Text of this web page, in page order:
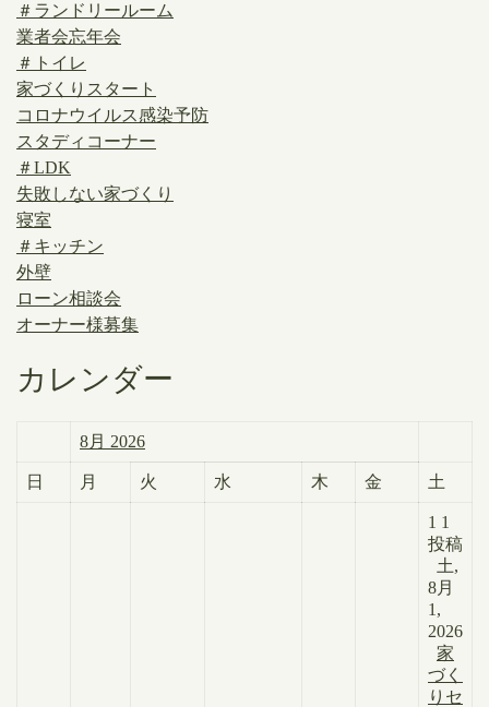
＃ランドリールーム
業者会忘年会
＃トイレ
家づくりスタート
コロナウイルス感染予防
スタディコーナー
＃LDK
失敗しない家づくり
寝室
＃キッチン
外壁
ローン相談会
オーナー様募集
カレンダー
8月 2026
日 月 火 水 木 金 土
1 1
投稿
土,
8月
1,
2026
家
づく
りセ